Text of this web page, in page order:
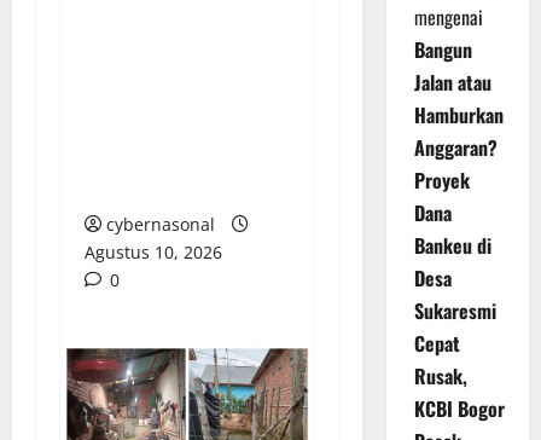
cybernasonal
Agustus 10, 2026
0
mengenai
Bangun
Jalan atau
Hamburkan
Anggaran?
Proyek
Dana
Bankeu di
Desa
Sukaresmi
Cepat
Rusak,
KCBI Bogor